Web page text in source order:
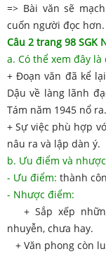
=> Bài văn sẽ
cuốn người đọc hơn.
Câu 2 trang 98 SGK
a. Có thể xem đây
+ Đoạn văn đã kể
Dậu về làng lãnh
Tám năm 1945 nổ ra.
+ Sự việc phù hợp
nâu ra và lập dàn ý.
b. Ưu điểm và
- Ưu điểm: thành
- Nhược điểm:
+ Sắp xếp
nhuyễn, chưa hay.
+ Văn phong còn